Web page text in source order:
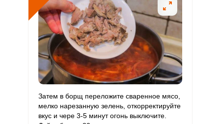
Затем в борщ переложите сваренное мясо,
мелко нарезанную зелень, откорректируйте
вкус и чере 3-5 минут огонь выключите.